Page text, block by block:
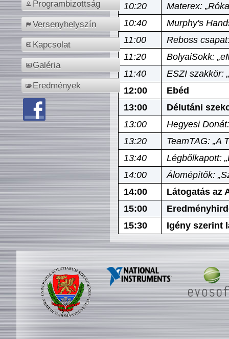
Programbizottság
Versenyhelyszín
Kapcsolat
Galéria
Eredmények
10:20
Materex:
10:40
Murphy's
11:00
Reboss
11:20
BolyaiSokk:
11:40
ESZI szakkör:
12:00
Ebéd
13:00
Délutáni
13:00
Hegyesi
13:20
TeamTAG: „A
13:40
Légbőlkapott:
14:00
Álomépítők:
14:00
Látogatás az
15:00
15:30
Igény szerint